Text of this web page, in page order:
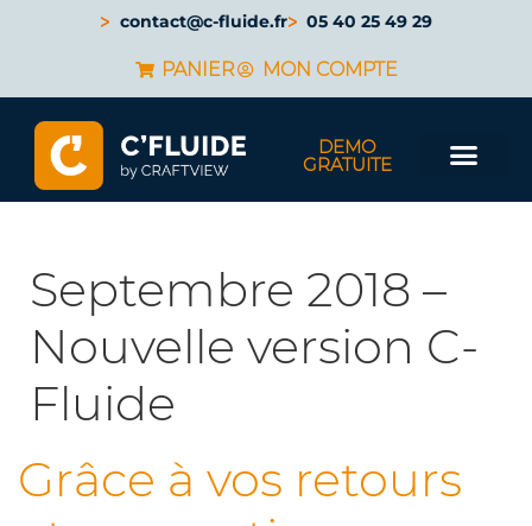
contact@c-fluide.fr 05 40 25 49 29
PANIER MON COMPTE
DEMO
GRATUITE
Septembre 2018 –
Nouvelle version C-
Fluide
Grâce à vos retours